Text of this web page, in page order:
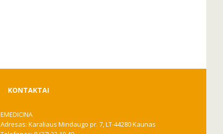
KONTAKTAI
EMEDICINA
Adresas: Karaliaus Mindaugo pr. 7, LT-44280 Kaunas